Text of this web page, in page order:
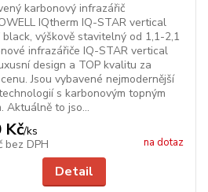
karbonový infrazářič
IQtherm IQ-STAR vertical
výškově stavitelný od 1,1-2,1
infrazářiče IQ-STAR vertical
design a TOP kvalitu za
Jsou vybavené nejmodernější
s karbonovým topným
Aktuálně to jso...
Kč/ks
bez DPH na dotaz
Detail